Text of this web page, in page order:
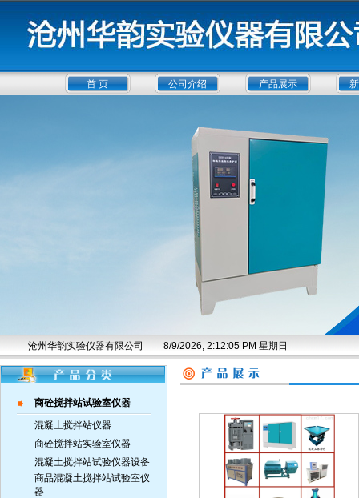
首 页 公司介绍 产品展示
沧州华韵实验仪器有限公司 8/9/2026, 2:12:05 PM 星期日
商砼搅拌站试验室仪器
混凝土搅拌站仪器
商砼搅拌站实验室仪器
混凝土搅拌站试验仪器设备
商品混凝土搅拌站试验室仪
器